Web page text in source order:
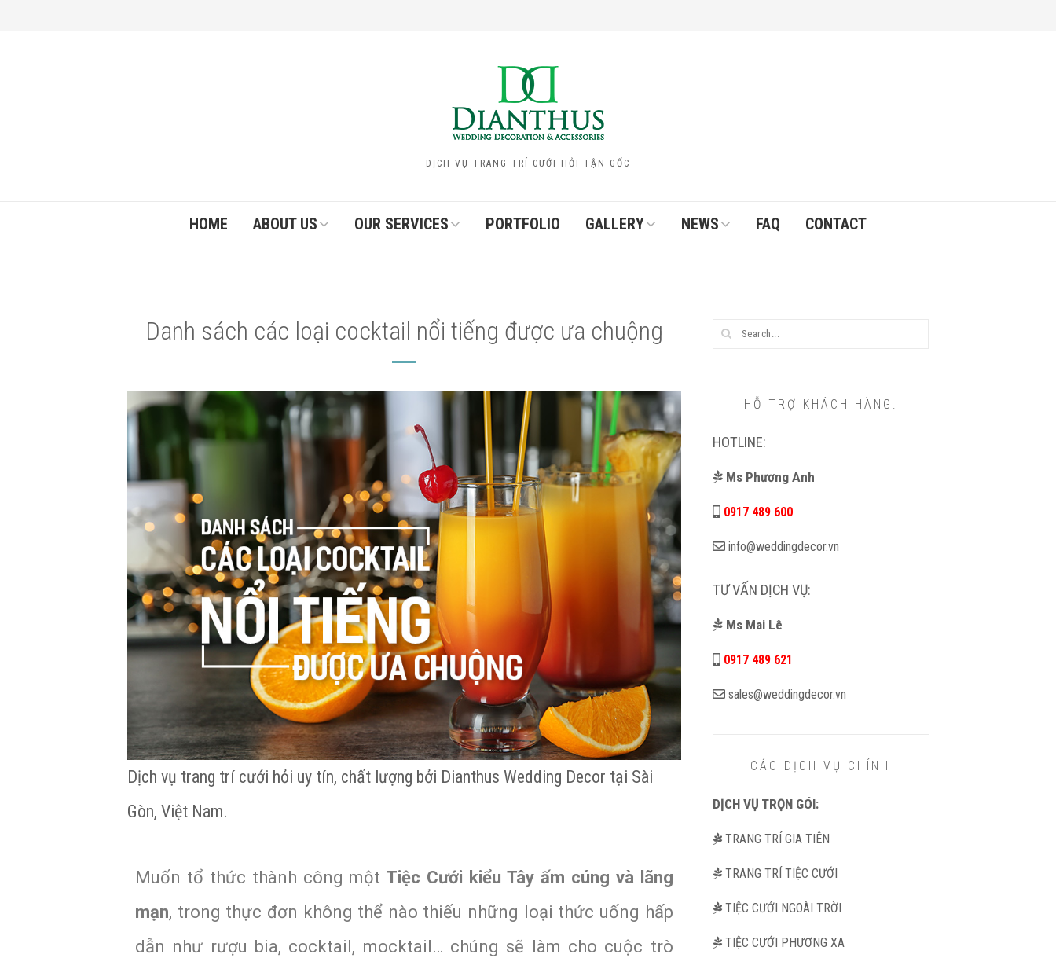
DỊCH VỤ TRANG TRÍ CƯỚI HỎI TẬN GỐC
HOME ABOUT US OUR SERVICES PORTFOLIO GALLERY NEWS FAQ CONTACT
Danh sách các loại cocktail nổi tiếng được ưa chuộng
Dịch vụ trang trí cưới hỏi uy tín, chất lượng bởi Dianthus Wedding Decor tại Sài
Gòn, Việt Nam.
Muốn tổ thức thành công mộtTiệc Cưới kiểu Tây ấm cúng và lãng
mạn, trong thực đơn không thể nào thiếu những loại thức uống hấp
dẫn như rượu bia, cocktail, mocktail… chúng sẽ làm cho cuộc trò
HỖ TRỢ KHÁCH HÀNG:
HOTLINE:
Ms Phương Anh
0917 489 600
info@weddingdecor.vn
TƯ VẤN DỊCH VỤ:
Ms Mai Lê
0917 489 621
sales@weddingdecor.vn
CÁC DỊCH VỤ CHÍNH
DỊCH VỤ TRỌN GÓI:
TRANG TRÍ GIA TIÊN
TRANG TRÍ TIỆC CƯỚI
TIỆC CƯỚI NGOÀI TRỜI
TIỆC CƯỚI PHƯƠNG XA